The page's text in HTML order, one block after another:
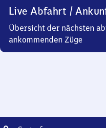
Live Abfahrt /
Übersicht der nächsten
ankommenden Züge